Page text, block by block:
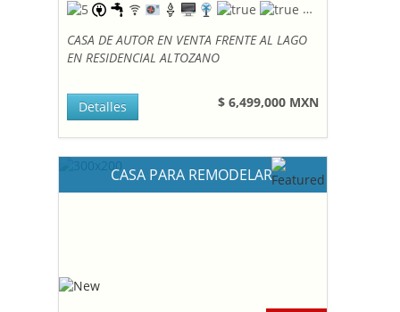
CASA DE AUTOR EN VENTA FRENTE AL LAGO
EN RESIDENCIAL ALTOZANO
$ 6,499,000 MXN
Detalles
CASA PARA REMODELAR